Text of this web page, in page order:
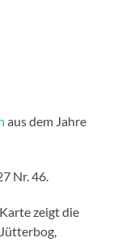
aus dem Jahre
Nr. 46.
zeigt die